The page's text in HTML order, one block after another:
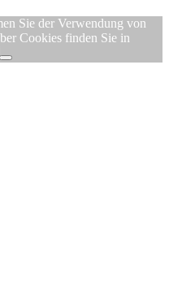
Sie der Verwendung von
Cookies finden Sie in